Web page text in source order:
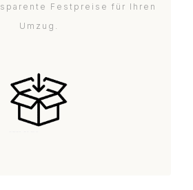
Festpreise für Ihren
Umzug.